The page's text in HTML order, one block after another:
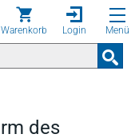
Warenkorb Login Menü
des